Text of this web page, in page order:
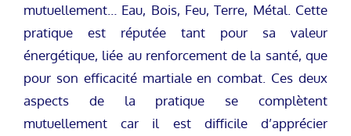
mutuellement… Eau, Bois, Feu, Terre, Métal. Cette
pratique est réputée tant pour sa valeur
énergétique, liée au renforcement de la santé, que
pour son efficacité martiale en combat. Ces deux
aspects de la pratique se complètent
mutuellement car il est difficile d’apprécier